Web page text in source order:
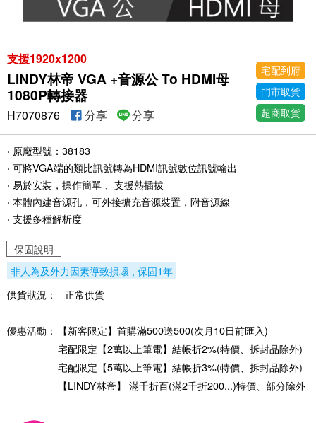
支援1920x1200
LINDY林帝 VGA +音源公 To HDMI母
1080P轉接器
宅配到府
門市取貨
超商取貨
H7070876 分享 分享
‧ 原廠型號：38183
‧ 可將VGA端的類比訊號轉為HDMI訊號數位訊號輸出
‧ 易於安裝，操作簡單 、支援熱插拔
‧ 本體內建音源孔，可外接擴充音源裝置，附音源線
‧ 支援多種解析度
保固說明
非人為及外力因素導致損壞 , 保固1年
供貨狀況：
正常供貨
優惠活動：
【新客限定】首購滿500送500(次月10日前匯入)
宅配限定【2萬以上筆電】結帳折2%(特價、拆封品除外)
宅配限定【5萬以上筆電】結帳折3%(特價、拆封品除外)
【LINDY林帝】 滿千折百(滿2千折200...)特價、部分除外